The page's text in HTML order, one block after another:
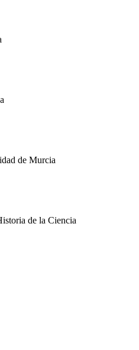
de Murcia
de la Ciencia